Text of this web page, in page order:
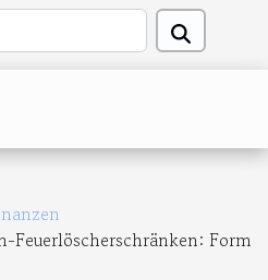
Feuerlöscherschränken: Form